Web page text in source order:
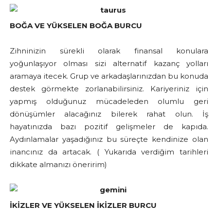
BOĞA VE YÜKSELEN BOĞA BURCU
Zihninizin sürekli olarak finansal konulara
yoğunlaşıyor olması sizi alternatif kazanç yolları
aramaya itecek. Grup ve arkadaşlarınızdan bu konuda
destek görmekte zorlanabilirsiniz. Kariyeriniz için
yapmış olduğunuz mücadeleden olumlu geri
dönüşümler alacağınız bilerek rahat olun. İş
hayatınızda bazı pozitif gelişmeler de kapıda.
Aydınlamalar yaşadığınız bu süreçte kendinize olan
inancınız da artacak. ( Yukarıda verdiğim tarihleri
dikkate almanızı öneririm)
İKİZLER VE YÜKSELEN İKİZLER BURCU